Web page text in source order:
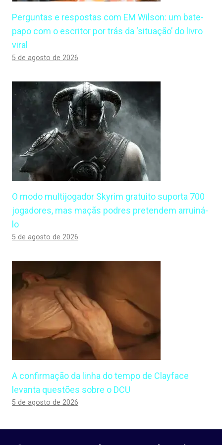
Perguntas e respostas com EM Wilson: um bate-
papo com o escritor por trás da ‘situação’ do livro
viral
5 de agosto de 2026
O modo multijogador Skyrim gratuito suporta 700
jogadores, mas maçãs podres pretendem arruiná-
lo
5 de agosto de 2026
A confirmação da linha do tempo de Clayface
levanta questões sobre o DCU
5 de agosto de 2026